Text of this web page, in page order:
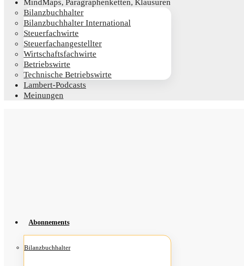
Mind­Maps, Para­gra­phen­ket­ten, Klausuren
Bilanz­buch­hal­ter
Bilanz­buch­hal­ter International
Steu­er­fach­wir­te
Steu­er­fach­an­ge­stell­ter
Wirt­schafts­fach­wir­te
Betriebs­wir­te
Tech­ni­sche Betriebswirte
Lam­­bert-Pod­­casts
Mei­nun­gen
Abon­ne­ments
Bilanz­buch­hal­ter